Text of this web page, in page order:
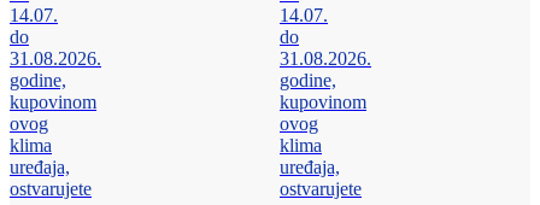
14.07.
do
31.08.2026.
godine,
kupovinom
ovog
klima
uređaja,
ostvarujete
14.07.
do
31.08.2026.
godine,
kupovinom
ovog
klima
uređaja,
ostvarujete